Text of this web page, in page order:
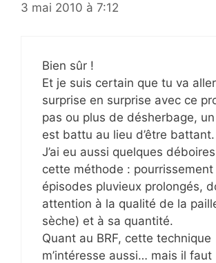
3 mai 2010 à 7:12
Bien sûr !
Et je suis certain que tu va
surprise en surprise avec ce
pas ou plus de désherbage,
est battu au lieu d’être battant.
J’ai eu aussi quelques
cette méthode : pourrissement
épisodes pluvieux prolongés,
attention à la qualité de la
sèche) et à sa quantité.
Quant au BRF, cette technique
m’intéresse aussi… mais il faut